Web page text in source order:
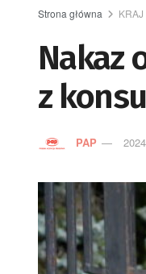
Strona główna KRAJ
Nakaz
z
PAP